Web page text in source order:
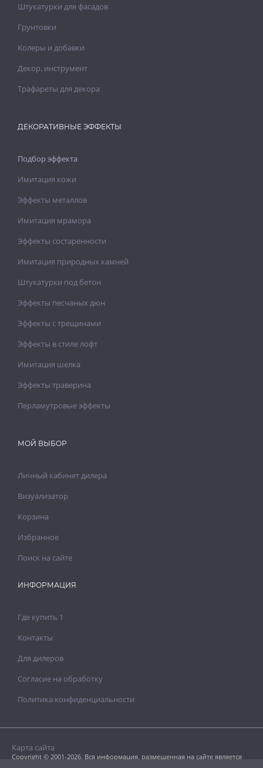
Штукатурки для фасадов
Грунтовки
Колеры и добавки
Декор. инструмент
Трафареты для декора
ДЕКОРАТИВНЫЕ ЭФФЕКТЫ
Подбор эффекта
Имитация кожи
Эффекты металлов
Имитация мрамора
Эффекты состаренности
Имитация природных камней
Штукатурки под бетон
Эффекты песчаных дюн
Эффекты с трещинами
Эффекты в стиле лофт
Имитация шелка
Эффекты траверина
Перламутровые эффекты
МОЙ ВЫБОР
Личный кабинет дилера
Визуализатор
Корзина
Избранное
Поиск на сайте
ИНФОРМАЦИЯ
Где купить 1
Контакты
Для дилеров
Согласие на обработку
Политика конфиденциальности
Copyright © 2001-2026. Вся информация, размещенная на сайте является
Карта сайта